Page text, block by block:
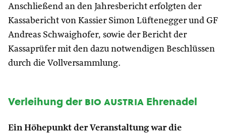
Anschließend an den Jahresbericht erfolgten der
Kassabericht von Kassier Simon Lüftenegger und GF
Andreas Schwaighofer, sowie der Bericht der
Kassaprüfer mit den dazu notwendigen Beschlüssen
durch die Vollversammlung.
Verleihung derbio austria Ehrenadel
Ein Höhepunkt der Veranstaltung war die